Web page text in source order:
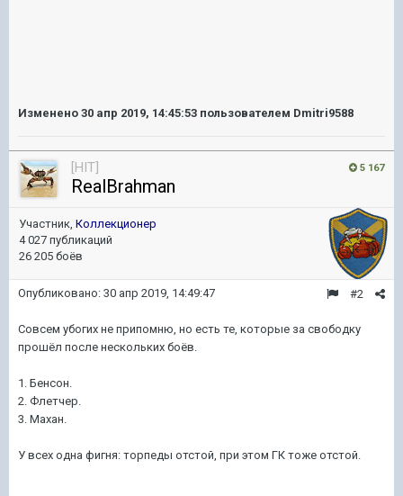
Изменено 30 апр 2019, 14:45:53 пользователем Dmitri9588
5 167
[HIT]
RealBrahman
Участник, Коллекционер
4 027 публикаций
26 205 боёв
#2
Опубликовано: 30 апр 2019, 14:49:47
Совсем убогих не припомню, но есть те, которые за свободку
прошёл после нескольких боёв.
1. Бенсон.
2. Флетчер.
3. Махан.
У всех одна фигня: торпеды отстой, при этом ГК тоже отстой.